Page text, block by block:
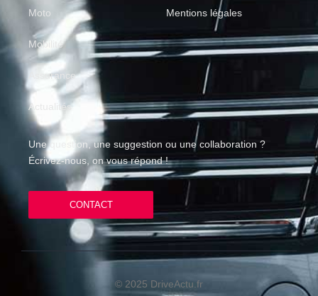
Moto
Mobilité
Assurance
Actualités
Mentions légales
Une question, une suggestion ou une collaboration ?
Écrivez-nous, on vous répond !
CONTACT
© 2025 DriveActu.fr